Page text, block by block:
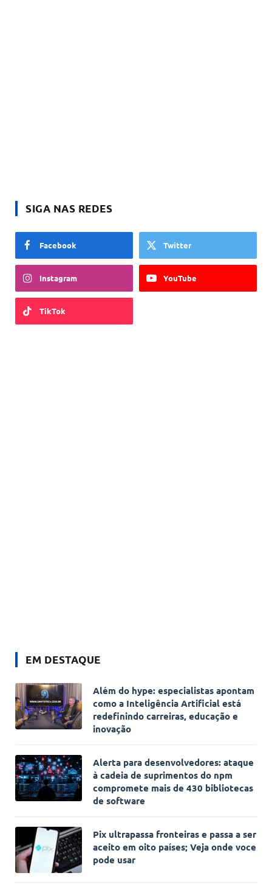
SIGA NAS REDES
Facebook Twitter
Instagram YouTube
TikTok
EM DESTAQUE
Além do hype: especialistas apontam
como a Inteligência Artificial está
redefinindo carreiras, educação e
inovação
Alerta para desenvolvedores: ataque
à cadeia de suprimentos do npm
compromete mais de 430 bibliotecas
de software
Pix ultrapassa fronteiras e passa a ser
aceito em oito países; Veja onde voce
pode usar